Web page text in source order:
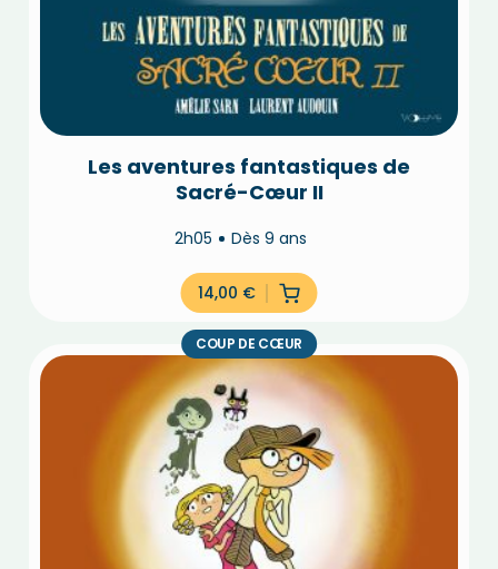
Les aventures fantastiques de
Sacré-Cœur II
2h05 Dès 9 ans
14,00 €
COUP DE CŒUR